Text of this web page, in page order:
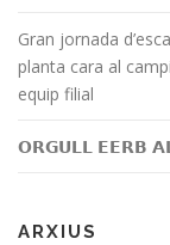
Gran jornada
planta cara al
equip filial
𝗢𝗥𝗚𝗨𝗟𝗟 𝗘𝗘𝗥𝗕
ARXIUS